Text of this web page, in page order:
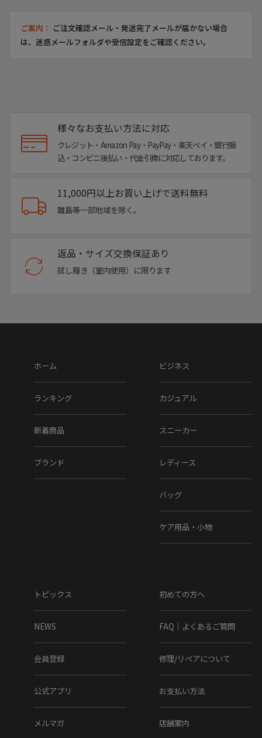
ご案内： ご注文確認メール・発送完了メールが届かない場合
は、迷惑メールフォルダや受信設定をご確認ください。
様々なお支払い方法に対応
クレジット・Amazon Pay・PayPay・楽天ペイ・銀行振
込・コンビニ後払い・代金引換に対応しております。
11,000円以上お買い上げで送料無料
離島等一部地域を除く。
返品・サイズ交換保証あり
試し履き（室内使用）に限ります
ホーム
ランキング
新着商品
ブランド
ビジネス
カジュアル
スニーカー
レディース
バッグ
ケア用品・小物
トピックス
NEWS
会員登録
公式アプリ
メルマガ
初めての方へ
FAQ｜よくあるご質問
修理/リペアについて
お支払い方法
店舗案内